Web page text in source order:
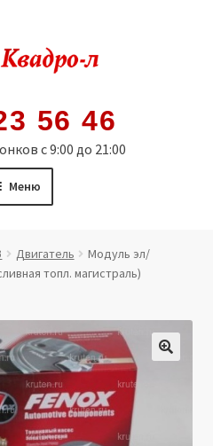
56 46
с 9:00 до 21:00
Меню
персональных
Двигатель
Модуль эл/
топл. магистраль)